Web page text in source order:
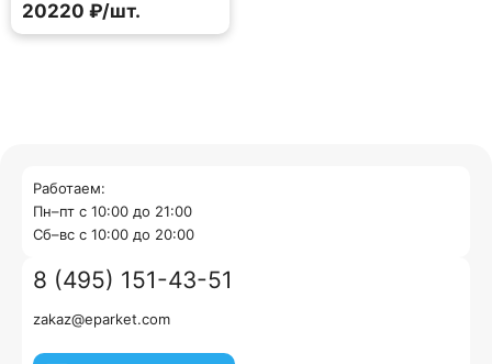
20220 ₽/шт.
Работаем:
Пн–пт с 10:00 до 21:00
Cб–вс с 10:00 до 20:00
8 (495) 151-43-51
zakaz@eparket.com